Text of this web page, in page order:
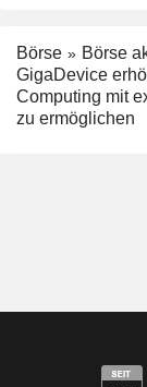
Börse
Börse
GigaDevice
Computing mit
zu ermöglichen